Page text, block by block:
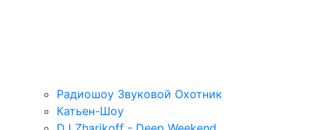
Радиошоу Звуковой Охотник
Катьен-Шоу